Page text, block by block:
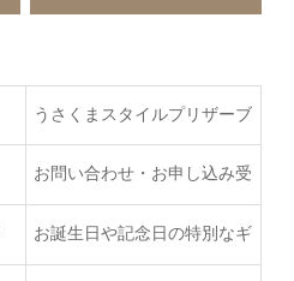
うさくまスタイルプリザーブ
ドフラワーコース
お問い合わせ・お申し込み受
付完了ページ
お誕生日や記念日の特別なギ